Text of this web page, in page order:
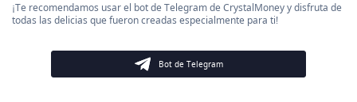
¡Te recomendamos usar el bot de Telegram de CrystalMoney y disfruta de
todas las delicias que fueron creadas especialmente para ti!
Bot de Telegram